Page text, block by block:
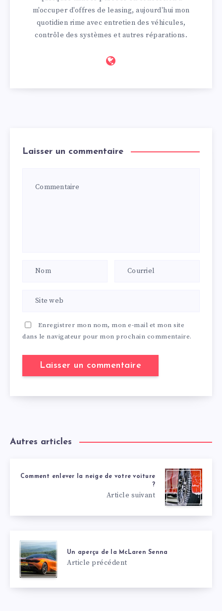
m'occuper d'offres de leasing, aujourd'hui mon
quotidien rime avec entretien des véhicules,
contrôle des systèmes et autres réparations.
Laisser un commentaire
Enregistrer mon nom, mon e-mail et mon site
dans le navigateur pour mon prochain commentaire.
Autres articles
Comment enlever la neige de votre voiture
?
Article suivant
Un aperçu de la McLaren Senna
Article précédent